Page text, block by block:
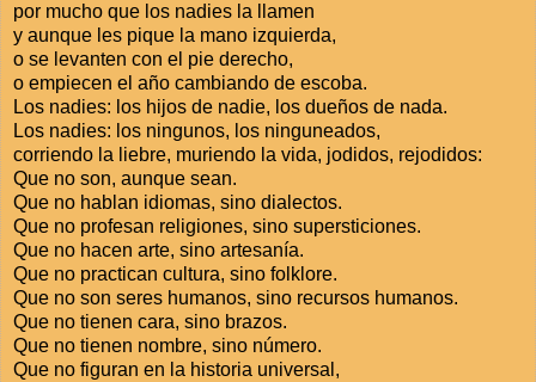
por mucho que los nadies la llamen
y aunque les pique la mano izquierda,
o se levanten con el pie derecho,
o empiecen el año cambiando de escoba.
Los nadies: los hijos de nadie, los dueños de nada.
Los nadies: los ningunos, los ninguneados,
corriendo la liebre, muriendo la vida, jodidos, rejodidos:
Que no son, aunque sean.
Que no hablan idiomas, sino dialectos.
Que no profesan religiones, sino supersticiones.
Que no hacen arte, sino artesanía.
Que no practican cultura, sino folklore.
Que no son seres humanos, sino recursos humanos.
Que no tienen cara, sino brazos.
Que no tienen nombre, sino número.
Que no figuran en la historia universal,